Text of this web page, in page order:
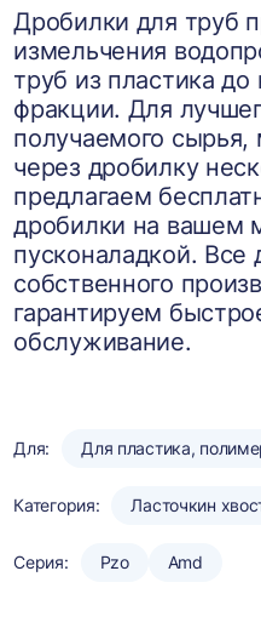
Дробилки для труб
измельчения
труб из пластика
фракции. Для
получаемого
через дробилку
предлагаем
дробилки на вашем
пусконаладкой. Все
собственного
гарантируем
обслуживание.
Для: Для пластика,
Категория: Ласточкин
Серия: Pzo Amd